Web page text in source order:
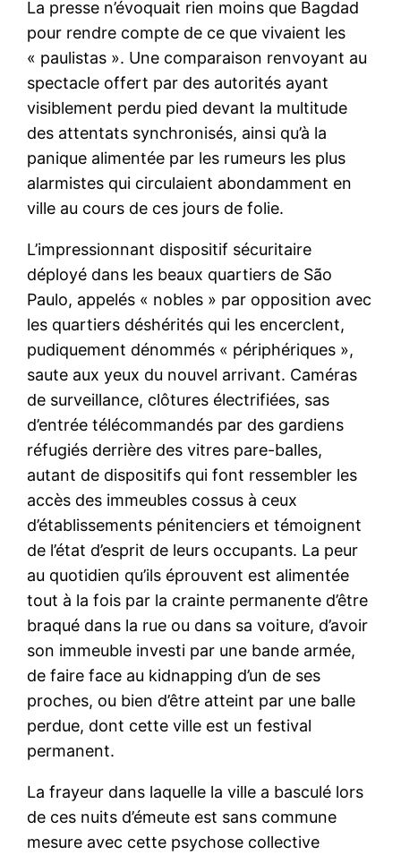
La presse n’évoquait rien moins que Bagdad
pour rendre compte de ce que vivaient les
« paulistas ». Une comparaison renvoyant au
spectacle offert par des autorités ayant
visiblement perdu pied devant la multitude
des attentats synchronisés, ainsi qu’à la
panique alimentée par les rumeurs les plus
alarmistes qui circulaient abondamment en
ville au cours de ces jours de folie.
L’impressionnant dispositif sécuritaire
déployé dans les beaux quartiers de São
Paulo, appelés « nobles » par opposition avec
les quartiers déshérités qui les encerclent,
pudiquement dénommés « périphériques »,
saute aux yeux du nouvel arrivant. Caméras
de surveillance, clôtures électrifiées, sas
d’entrée télécommandés par des gardiens
réfugiés derrière des vitres pare-balles,
autant de dispositifs qui font ressembler les
accès des immeubles cossus à ceux
d’établissements pénitenciers et témoignent
de l’état d’esprit de leurs occupants. La peur
au quotidien qu’ils éprouvent est alimentée
tout à la fois par la crainte permanente d’être
braqué dans la rue ou dans sa voiture, d’avoir
son immeuble investi par une bande armée,
de faire face au kidnapping d’un de ses
proches, ou bien d’être atteint par une balle
perdue, dont cette ville est un festival
permanent.
La frayeur dans laquelle la ville a basculé lors
de ces nuits d’émeute est sans commune
mesure avec cette psychose collective